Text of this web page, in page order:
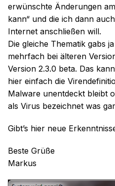
erwünschte Änderungen
kann“ und die ich dann
Internet anschließen will.
Die gleiche Thematik gabs
mehrfach bei älteren
Version 2.3.0 beta. Das
hier einfach die
Malware unentdeckt bleibt
als Virus bezeichnet was
Gibt’s hier neue
Beste Grüße
Markus